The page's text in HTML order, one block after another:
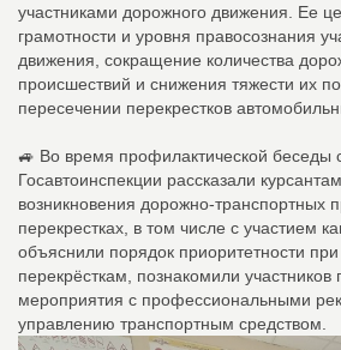
участниками дорожного движения. Ее
грамотности и уровня правосознания
движения, сокращение количества
происшествий и снижения тяжести их
пересечении перекрестков
🚙 Во время профилактической беседы
Госавтоинспекции рассказали
возникновения дорожно-транспортных
перекрестках, в том числе с участием
объяснили порядок приоритетности
перекрёсткам, познакомили участников
мероприятия с профессиональными
управлению транспортным средством.